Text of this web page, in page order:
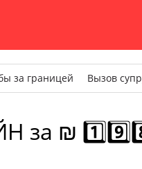
за границей Вызов
₪